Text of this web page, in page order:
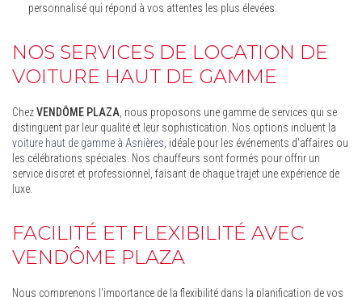
personnalisé qui répond à vos attentes les plus élevées.
NOS SERVICES DE LOCATION DE
VOITURE HAUT DE GAMME
ChezVENDÔME PLAZA , nous proposons une gamme de services qui se
distinguent par leur qualité et leur sophistication. Nos options incluent la
voiture haut de gamme à Asnières , idéale pour les événements d'affaires ou
les célébrations spéciales. Nos chauffeurs sont formés pour offrir un
service discret et professionnel, faisant de chaque trajet une expérience de
luxe.
FACILITÉ ET FLEXIBILITÉ AVEC
VENDÔME PLAZA
Nous comprenons l'importance de la flexibilité dans la planification de vos